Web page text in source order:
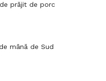
prăjit de porc
mână de Sud